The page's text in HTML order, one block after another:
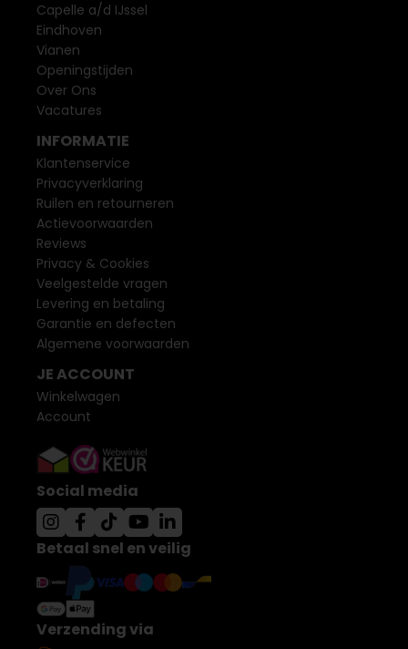
Capelle a/d IJssel
Eindhoven
Vianen
Openingstijden
Over Ons
Vacatures
INFORMATIE
Klantenservice
Privacyverklaring
Ruilen en retourneren
Actievoorwaarden
Reviews
Privacy & Cookies
Veelgestelde vragen
Levering en betaling
Garantie en defecten
Algemene voorwaarden
JE ACCOUNT
Winkelwagen
Account
Social media
Betaal snel en veilig
Verzending via